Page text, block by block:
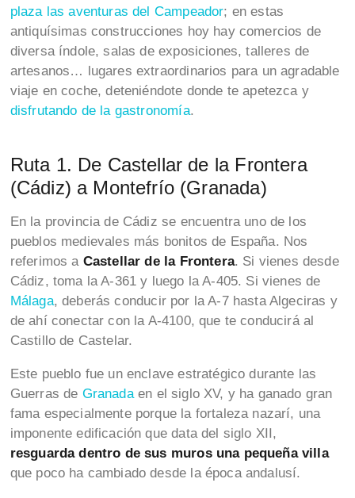
plaza las aventuras del Campeador; en estas
antiquísimas construcciones hoy hay comercios de
diversa índole, salas de exposiciones, talleres de
artesanos… lugares extraordinarios para un agradable
viaje en coche, deteniéndote donde te apetezca y
disfrutando de la gastronomía.
Ruta 1. De Castellar de la Frontera
(Cádiz) a Montefrío (Granada)
En la provincia de Cádiz se encuentra uno de los
pueblos medievales más bonitos de España. Nos
referimos a Castellar de la Frontera. Si vienes desde
Cádiz, toma la A-361 y luego la A-405. Si vienes de
Málaga, deberás conducir por la A-7 hasta Algeciras y
de ahí conectar con la A-4100, que te conducirá al
Castillo de Castelar.
Este pueblo fue un enclave estratégico durante las
Guerras de Granadaen el siglo XV, y ha ganado gran
fama especialmente porque la fortaleza nazarí, una
imponente edificación que data del siglo XII,
resguarda dentro de sus muros una pequeña villa
que poco ha cambiado desde la época andalusí.